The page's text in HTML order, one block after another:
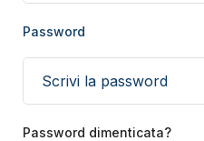
Password
Password dimenticata?